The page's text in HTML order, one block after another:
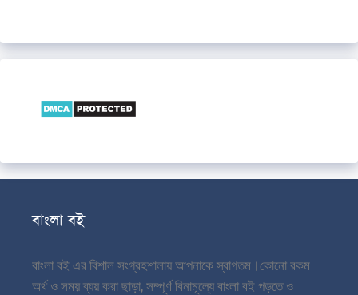
বাংলা বই
বাংলা বই এর বিশাল সংগ্রহশালায় আপনাকে স্বাগতম।কোনো রকম
অর্থ ও সময় ব্যয় করা ছাড়া, সম্পূর্ণ বিনামূল্যে বাংলা বই পড়তে ও